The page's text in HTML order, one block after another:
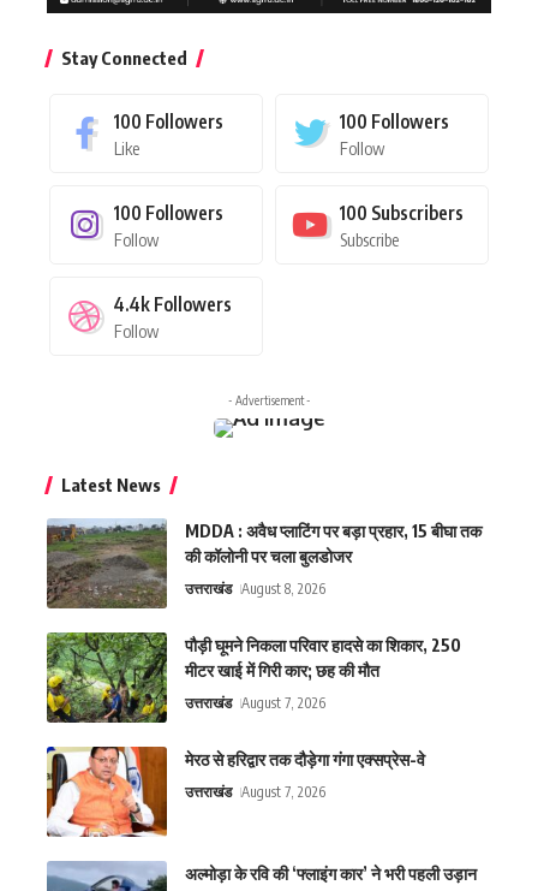
Stay Connected
100 Followers
Like
100 Followers
Follow
100 Followers
Follow
100 Subscribers
Subscribe
4.4k Followers
Follow
- Advertisement -
Latest News
MDDA : अवैध प्लाटिंग पर बड़ा प्रहार, 15 बीघा तक
की कॉलोनी पर चला बुलडोजर
उत्तराखंड August 8, 2026
पौड़ी घूमने निकला परिवार हादसे का शिकार, 250
मीटर खाई में गिरी कार; छह की मौत
उत्तराखंड August 7, 2026
मेरठ से हरिद्वार तक दौड़ेगा गंगा एक्सप्रेस-वे
उत्तराखंड August 7, 2026
अल्मोड़ा के रवि की ‘फ्लाइंग कार’ ने भरी पहली उड़ान